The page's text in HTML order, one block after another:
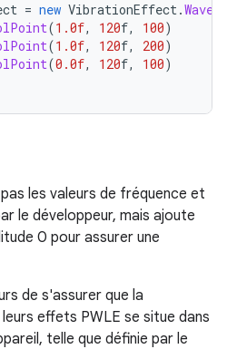
= new VibrationEffect.
(1.0f, 120f, 100)
(1.0f, 120f, 200)
(0.0f, 120f, 100)
les valeurs de fréquence et
le développeur, mais ajoute
0 pour assurer une
de s'assurer que la
effets PWLE se situe dans
telle que définie par le